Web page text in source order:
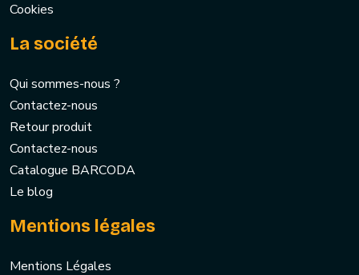
Cookies
La société
Qui sommes-nous ?
Contactez-nous
Retour produit
Contactez-nous
Catalogue BARCODA
Le blog
Mentions légales
Mentions Légales